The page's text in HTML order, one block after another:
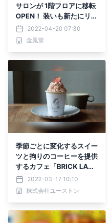
サロンが 1階フロアに移転
OPEN！ 装いも新たにリニ
ューアルオープンします！
2022-04-20 07:30
金鳳堂
季節ごとに変化するスイー
ツと拘りのコーヒーを提供
するカフェ「BRICK LAN
E」が客席を増床してリニ
ューアルオープン
2022-03-17 10:10
株式会社ユーストン